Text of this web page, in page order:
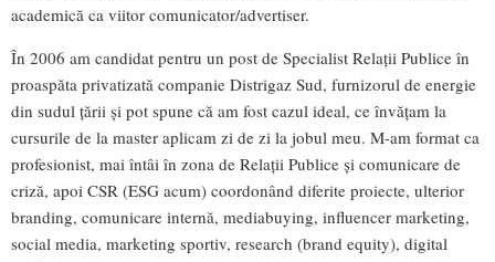
academică ca viitor comunicator/advertiser.
În 2006 am candidat pentru un post de Specialist Relații Publice în
proaspăta privatizată companie Distrigaz Sud, furnizorul de energie
din sudul țării și pot spune că am fost cazul ideal, ce învățam la
cursurile de la master aplicam zi de zi la jobul meu. M-am format ca
profesionist, mai întâi în zona de Relații Publice și comunicare de
criză, apoi CSR (ESG acum) coordonând diferite proiecte, ulterior
branding, comunicare internă, mediabuying, influencer marketing,
social media, marketing sportiv, research (brand equity), digital